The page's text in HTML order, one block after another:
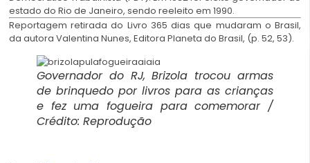
estado do Rio de Janeiro, sendo reeleito em 1990.
Reportagem retirada do Livro 365 dias que mudaram o Brasil,
da autora Valentina Nunes, Editora Planeta do Brasil, (p. 52, 53).
Governador do RJ, Brizola trocou armas
de brinquedo por livros para as crianças
e fez uma fogueira para comemorar /
Crédito: Reprodução